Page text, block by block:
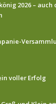
2026 – auch
voller Erfolg